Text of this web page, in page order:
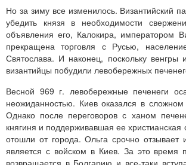
Но за зиму все изменилось. Византийский
убедить князя в необходимости
объявления его, Калокира, императором
прекращена торговля с Русью,
Святослава. И наконец, поскольку
византийцы побудили левобережных
Весной 969 г. левобережные печенеги
неожиданностью. Киев оказался в
Однако после переговоров с ханом
княгиня и поддерживавшая ее
отошли от города. Ольга срочно
является с войском в Киев. За это время
возвращается в Болгарию и все-таки